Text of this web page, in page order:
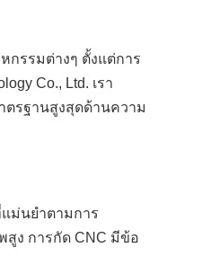
กรรมต่างๆ ตั้งแต่การ
Co., Ltd. เรา
ตรฐานสูงสุดด้านความ
แม่นยำตามการ
ง การกัด CNC มีข้อ